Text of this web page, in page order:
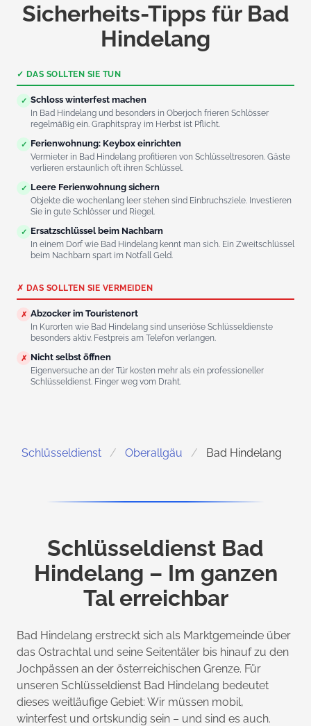
Sicherheits-Tipps für Bad
Hindelang
✓ DAS SOLLTEN SIE TUN
✓ Schloss winterfest machen
In Bad Hindelang und besonders in Oberjoch frieren Schlösser
regelmäßig ein. Graphitspray im Herbst ist Pflicht.
✓ Ferienwohnung: Keybox einrichten
Vermieter in Bad Hindelang profitieren von Schlüsseltresoren. Gäste
verlieren erstaunlich oft ihren Schlüssel.
✓ Leere Ferienwohnung sichern
Objekte die wochenlang leer stehen sind Einbruchsziele. Investieren
Sie in gute Schlösser und Riegel.
✓ Ersatzschlüssel beim Nachbarn
In einem Dorf wie Bad Hindelang kennt man sich. Ein Zweitschlüssel
beim Nachbarn spart im Notfall Geld.
✗ DAS SOLLTEN SIE VERMEIDEN
✗ Abzocker im Touristenort
In Kurorten wie Bad Hindelang sind unseriöse Schlüsseldienste
besonders aktiv. Festpreis am Telefon verlangen.
✗ Nicht selbst öffnen
Eigenversuche an der Tür kosten mehr als ein professioneller
Schlüsseldienst. Finger weg vom Draht.
Schlüsseldienst Oberallgäu Bad Hindelang
Schlüsseldienst Bad
Hindelang – Im ganzen
Tal erreichbar
Bad Hindelang erstreckt sich als Marktgemeinde über
das Ostrachtal und seine Seitentäler bis hinauf zu den
Jochpässen an der österreichischen Grenze. Für
unseren Schlüsseldienst Bad Hindelang bedeutet
dieses weitläufige Gebiet: Wir müssen mobil,
winterfest und ortskundig sein – und sind es auch.